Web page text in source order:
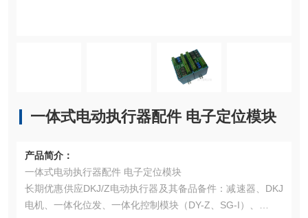
一体式电动执行器配件 电子定位模块
产品简介：
一体式电动执行器配件 电子定位模块
长期优惠供应DKJ/Z电动执行器及其备品备件：减速器、DKJ
电机、一体化位发、一体化控制模块（DY-Z、SG-I）、